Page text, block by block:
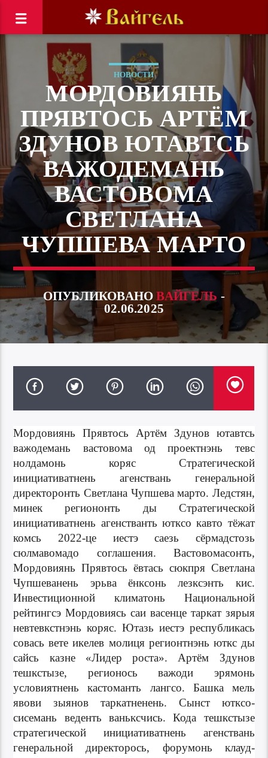
НОВОСТИ
МОРДОВИЯНЬ
ПРЯВТОСЬ АРТЁМ
ЗДУНОВ ЮТАВТСЬ
ВАЖОДЕМАНЬ
ВАСТОВОМА
СВЕТЛАНА
ЧУПШЕВА МАРТО
ОПУБЛИКОВАНОВАЙГЕЛЬ -
02.06.2025
Мордовиянь Прявтось Артём Здунов ютавтсь
важодемань вастовома од проектнэнь тевс
нолдамонь коряс Стратегической
инициативатнень агенствань генеральной
директоронть Светлана Чупшева марто. Ледстян,
минек региононть ды Стратегической
инициативатнень агенстванть ютксо кавто тёжат
комсь 2022-це иестэ саезь сёрмадстозь
сюлмавомадо соглашения. Вастовомасонть,
Мордовиянь Прявтось ёвтась сюкпря Светлана
Чупшеванень эрьва ёнксонь лезксэнть кис.
Инвестиционной климатонь Национальной
рейтингсэ Мордовиясь саи васенце таркат зярыя
невтевкстнэнь коряс. Ютазь иестэ республикась
совась вете икелев молиця регионтнэнь юткс ды
сайсь казне «Лидер роста». Артём Здунов
тешкстызе, регионось важоди эрямонь
условиятнень кастоманть лангсо. Башка мель
явови зыянов таркатненень. Сынст ютксо-
сисемань веденть ваньксчись. Кода тешкстызе
стратегической инициативатнень агенствань
генеральной директорось, форумонь клауд-